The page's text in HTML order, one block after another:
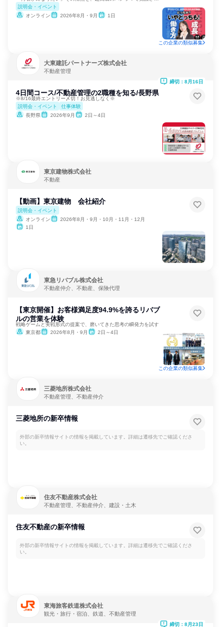
説明会・イベント
オンライン
2026年8月・9月 1日
この企業の類似募集
大東建託パートナーズ株式会社
不動産管理
4日間コース/不動産管理の2職種を知る/長野県
※8/16最終エントリー〆切！お見逃しなく※
説明会・イベント
仕事体験
長野県
2026年9月 2日～4日
締切：8月16日
東京建物株式会社
不動産
【動画】東京建物 会社紹介
説明会・イベント
オンライン
2026年8月・9月・10月・11月・12月
1日
東急リバブル株式会社
不動産仲介、不動産、保険代理
【東京開催】お客様満足度94.9%を誇るリバブ
ルの営業を体験
戦略ゲームと実戦形式の提案で、磨いてきた思考の瞬発力を試す
東京都
2026年8月・9月 2日～4日
この企業の類似募集
三菱地所株式会社
不動産管理、不動産仲介
三菱地所の新卒情報
外部の新卒情報サイトの情報を掲載しています。詳細は遷移先でご確認くださ
い。
住友不動産株式会社
不動産管理、不動産仲介、建設・土木
住友不動産の新卒情報
外部の新卒情報サイトの情報を掲載しています。詳細は遷移先でご確認くださ
い。
東海旅客鉄道株式会社
観光・旅行・宿泊、鉄道、不動産管理
締切：8月23日